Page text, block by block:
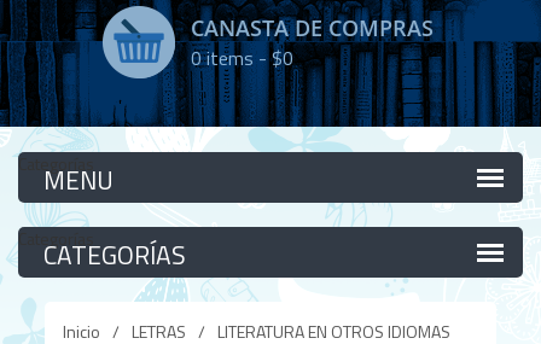
CANASTA DE COMPRAS
0items -$0
Categorías
Categorías
Inicio / LETRAS / LITERATURA EN OTROS IDIOMAS